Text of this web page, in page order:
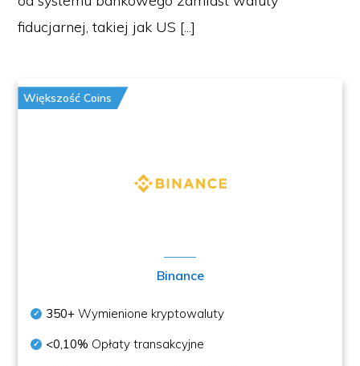
fiducjarnej, takiej jak US [...]
Większość Coins
Binance
350+ Wymienione kryptowaluty
<0,10% Opłaty transakcyjne